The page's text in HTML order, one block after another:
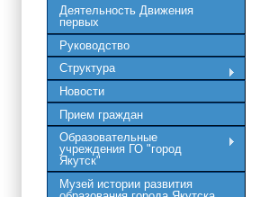
Деятельность Движения
первых
Руководство
Структура
Новости
Прием граждан
Образовательные
учреждения ГО "город
Якутск"
Музей истории развития